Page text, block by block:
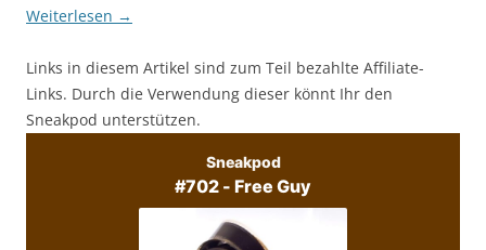
Weiterlesen →
Links in diesem Artikel sind zum Teil bezahlte Affiliate-
Links. Durch die Verwendung dieser könnt Ihr den
Sneakpod unterstützen.